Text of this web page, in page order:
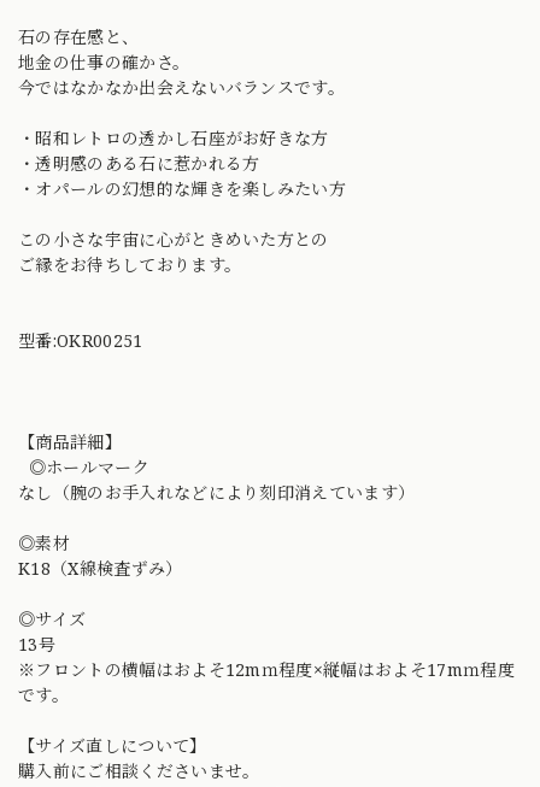
石の存在感と、
地金の仕事の確かさ。
今ではなかなか出会えないバランスです。
・昭和レトロの透かし石座がお好きな方
・透明感のある石に惹かれる方
・オパールの幻想的な輝きを楽しみたい方
この小さな宇宙に心がときめいた方との
ご縁をお待ちしております。
型番:OKR00251
【商品詳細】
◎ホールマーク
なし（腕のお手入れなどにより刻印消えています）
◎素材
K18（X線検査ずみ）
◎サイズ
13号
※フロントの横幅はおよそ12mｍ程度×縦幅はおよそ17mｍ程度
です。
【サイズ直しについて】
購入前にご相談くださいませ。